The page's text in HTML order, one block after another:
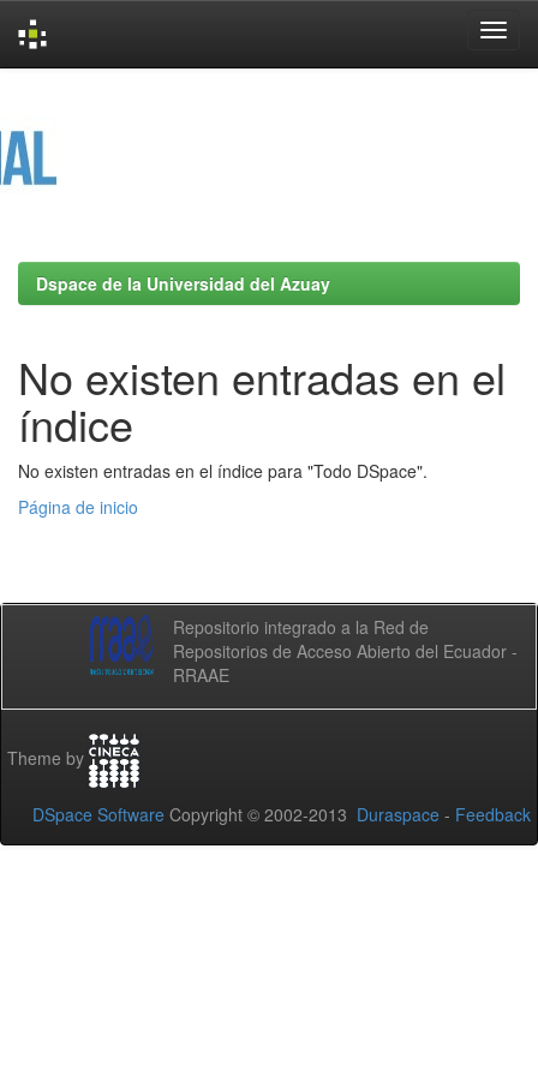
Dspace de la Universidad del Azuay
No existen entradas en el
índice
No existen entradas en el índice para "Todo DSpace".
Página de inicio
Repositorio integrado a la Red de
Repositorios de Acceso Abierto del Ecuador -
RRAAE
Theme by
DSpace Software Copyright © 2002-2013 Duraspace - Feedback